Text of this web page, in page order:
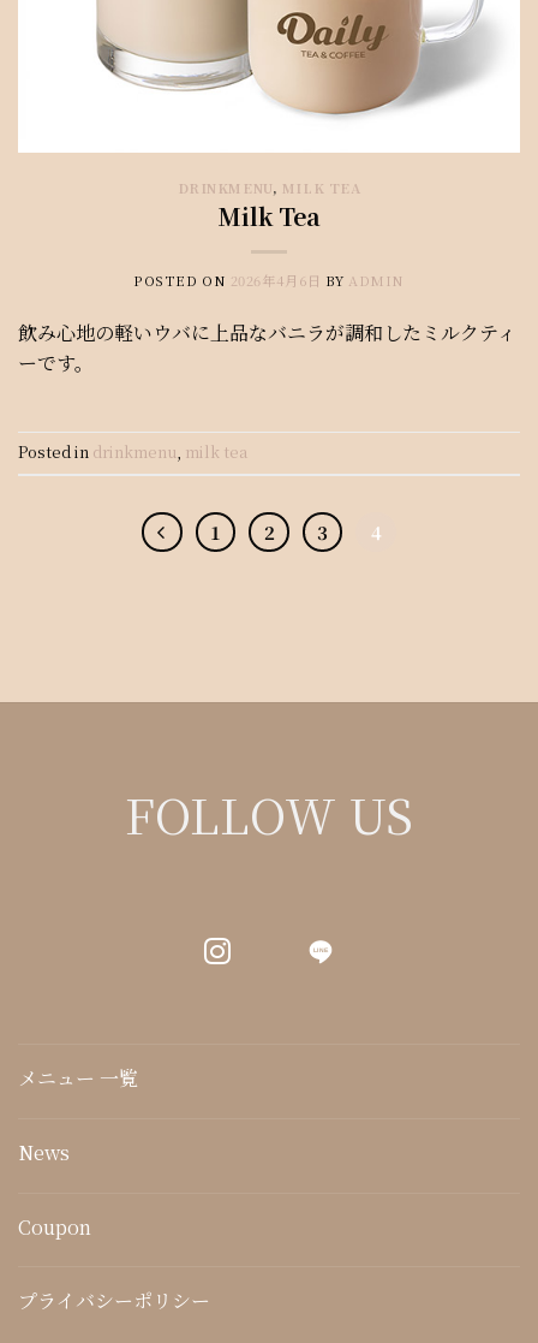
DRINKMENU, MILK TEA
Milk Tea
POSTED ON 2026年4月6日 BY ADMIN
飲み心地の軽いウバに上品なバニラが調和したミルクティ
ーです。
Posted in drinkmenu, milk tea
1 2 3 4
FOLLOW US
LINE
メニュー 一覧
News
Coupon
プライバシーポリシー